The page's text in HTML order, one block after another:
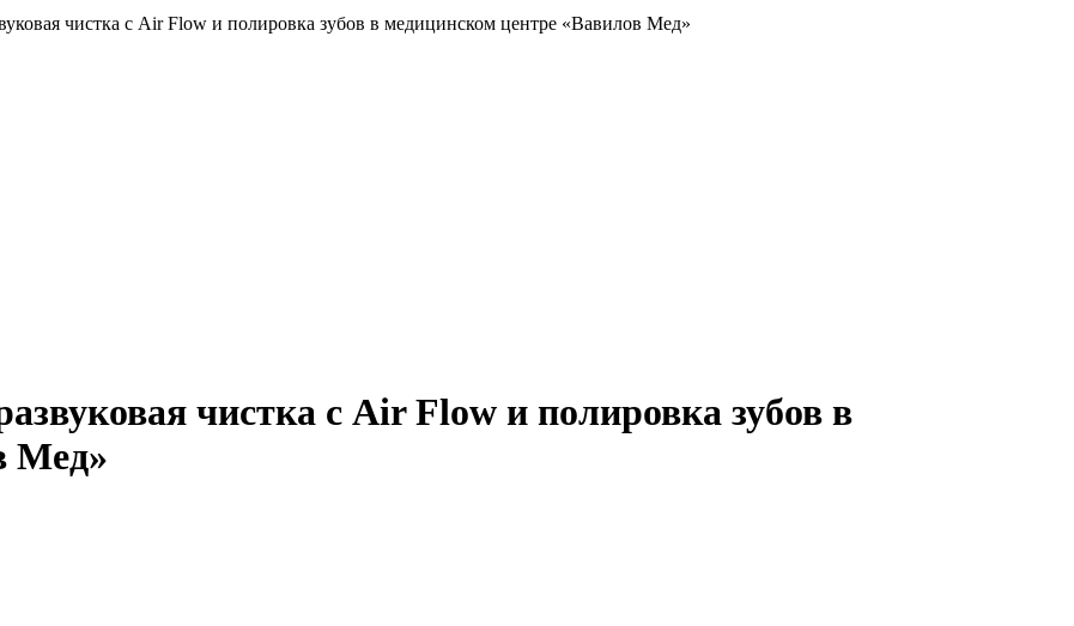
чистка с Air Flow и полировка зубов в медицинском центре «Вавилов Мед»
чистка с Air Flow и полировка зубов в
Мед»